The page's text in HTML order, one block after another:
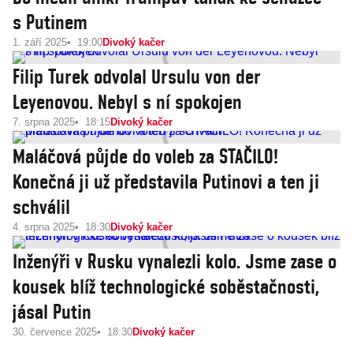
s Putinem
1. září 2025 19:00Divoký kačer
Filip Turek odvolal Ursulu von der
Leyenovou. Nebyl s ní spokojen
7. srpna 2025 18:15Divoký kačer
Maláčová půjde do voleb za STAČILO!
Konečná ji už představila Putinovi a ten ji
schválil
4. srpna 2025 18:30Divoký kačer
Inženýři v Rusku vynalezli kolo. Jsme zase o
kousek blíž technologické soběstačnosti,
jásal Putin
30. července 2025 18:30Divoký kačer